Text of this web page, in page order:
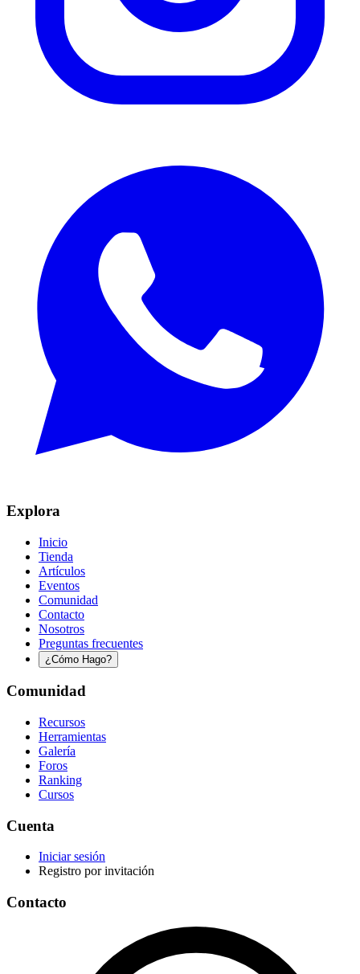
Explora
Inicio
Tienda
Artículos
Eventos
Comunidad
Contacto
Nosotros
Preguntas frecuentes
¿Cómo Hago?
Comunidad
Recursos
Herramientas
Galería
Foros
Ranking
Cursos
Cuenta
Iniciar sesión
Registro por invitación
Contacto